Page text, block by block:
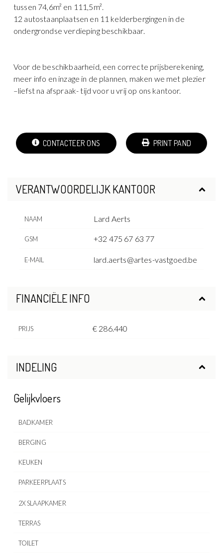
tussen 74,6m² en 111,5m².
12 autostaanplaatsen en 11 kelderbergingen in de
ondergrondse verdieping beschikbaar.
Voor de beschikbaarheid, een correcte prijsberekening,
meer info en inzage in de plannen, maken we met plezier
–liefst na afspraak- tijd voor u vrij op ons kantoor.
CONTACTEER ONS PRINT PAND
VERANTWOORDELIJK KANTOOR
NAAM Lard Aerts
GSM +32 475 67 63 77
E-MAIL lard.aerts@artes-vastgoed.be
FINANCIËLE INFO
PRIJS € 286.440
INDELING
Gelijkvloers
BADKAMER
BERGING
KEUKEN
PARKEERPLAATS
2X SLAAPKAMER
TERRAS
TOILET